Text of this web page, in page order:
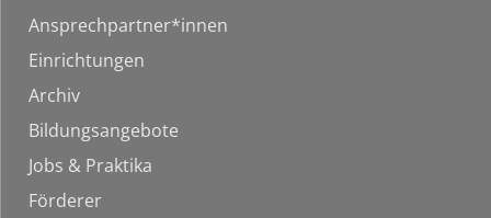
Ansprechpartner*innen
Einrichtungen
Archiv
Bildungsangebote
Jobs & Praktika
Förderer